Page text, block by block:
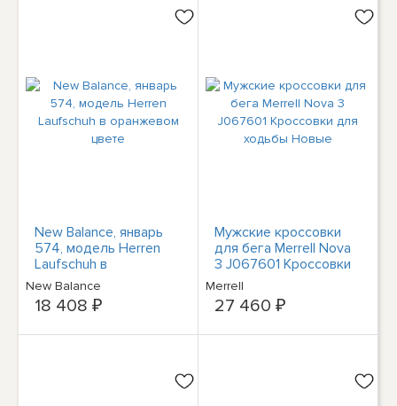
New Balance, январь
574, модель Herren
Laufschuh в
оранжевом цвете
New Balance
18 408 ₽
Мужские кроссовки
для бега Merrell Nova
3 J067601 Кроссовки
для ходьбы Новые
Merrell
27 460 ₽